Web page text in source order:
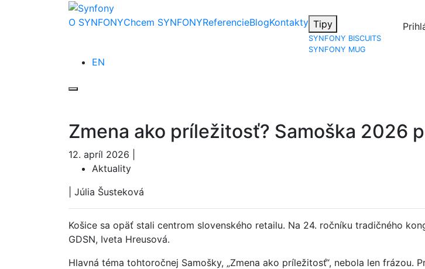
O SYNFONYChcem SYNFONYReferencieBlogKontakty Tipy
SYNFONY BISCUITS
SYNFONY MUG
EN
Zmena ako príležitosť? Samoška 2026
12. apríl 2026
Aktuality
Júlia Šusteková
Košice sa opäť stali centrom slovenského retailu. Na 24. ročníku tradičného
GDSN, Iveta Hreusová.
Hlavná téma tohtoročnej Samošky, „Zmena ako príležitosť“, nebola len